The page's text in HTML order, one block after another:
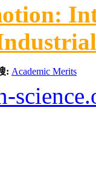
: Academic Merits